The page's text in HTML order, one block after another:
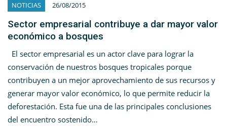
NOTICIAS 26/08/2015
Sector empresarial contribuye a dar mayor valor
económico a bosques
El sector empresarial es un actor clave para lograr la
conservación de nuestros bosques tropicales porque
contribuyen a un mejor aprovechamiento de sus recursos y
generar mayor valor económico, lo que permite reducir la
deforestación. Esta fue una de las principales conclusiones
del encuentro sostenido…